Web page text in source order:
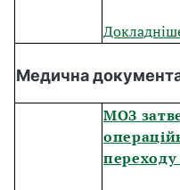
Медична
МОЗ